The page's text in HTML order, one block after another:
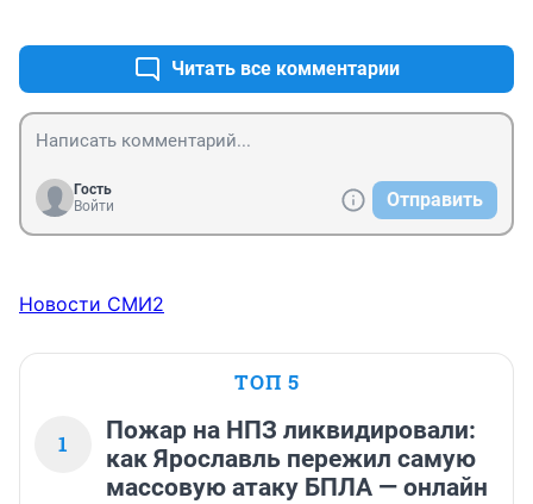
Читать все комментарии
Гость
Войти
Отправить
Новости СМИ2
ТОП 5
1
Пожар на НПЗ ликвидировали:
как Ярославль пережил самую
массовую атаку БПЛА — онлайн